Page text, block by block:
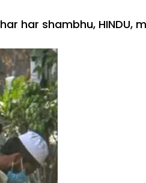
har har shambhu, HINDU,